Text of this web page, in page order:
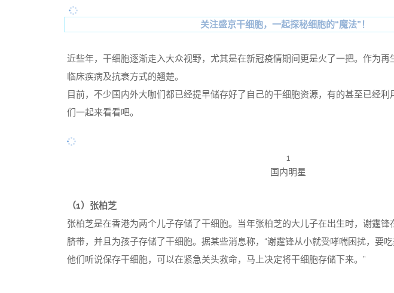
关注盛京干细胞，一起探秘细胞的“魔法”！
近些年，干细胞逐渐走入大众视野，尤其是在新冠疫情期间更是火了一把。作为再
临床疾病及抗衰方式的翘楚。
目前，不少国内外大咖们都已经提早储存好了自己的干细胞资源，有的甚至已经
们一起来看看吧。
1
国内明星
（1）张柏芝
张柏芝是在香港为两个儿子存储了干细胞。当年张柏芝的大儿子在出生时，谢霆锋
脐带，并且为孩子存储了干细胞。据某些消息称，“谢霆锋从小就受哮喘困扰，要吃
他们听说保存干细胞，可以在紧急关头救命，马上决定将干细胞存储下来。”